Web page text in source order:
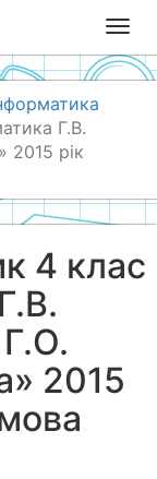
T
o
g
a
v
g
o
n
Г.В.
2015 рік
4 клас
2015